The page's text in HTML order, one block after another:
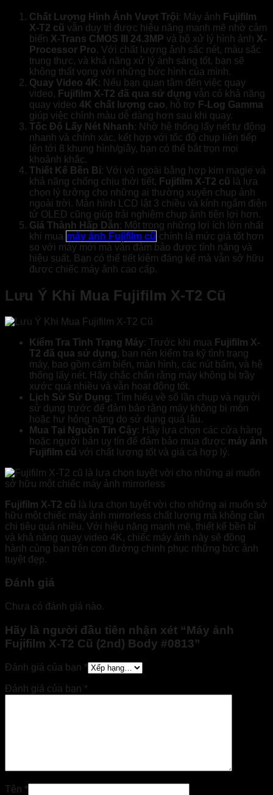
Chất Lượng Hình Ảnh Vượt Trội: Máy ảnh Fujifilm
X-T2 cũ vẫn duy trì được hiệu năng mạnh mẽ nhờ cảm
biến X-Trans CMOS III 24.3MP và bộ xử lý hình ảnh X-
Processor Pro. Với chất lượng ảnh sắc nét, màu sắc
trung thực, và khả năng xử lý ánh sáng tốt, bạn sẽ
không thất vọng với những bức hình của mình.
Quay Video 4K : Nếu bạn quan tâm đến việc quay
video, Fujifilm X-T2 đã qua sử dụng vẫn có khả năng
quay video 4K chất lượng cao, hỗ trợ F-Log Gamma
giúp việc chỉnh màu dễ dàng hơn sau khi quay.
Tốc Độ Lấy Nét Nhanh: Nhờ hệ thống lấy nét tự động
nhanh và chính xác, kết hợp với tốc độ chụp liên tiếp
lên tới 8 khung hình/giây, bạn có thể bắt trọn mọi
khoảnh khắc.
Thiết Kế Bền Bỉ: Với vỏ ngoài bằng hợp kim magie và
khả năng chống chịu thời tiết, Fujifilm X-T2 cũ
là lựa
chọn lý tưởng cho những ai thường xuyên chụp ảnh
ngoài trời. Màn hình LCD lật 3 chiều và kính ngắm điện
tử OLED cũng giúp trải nghiệm chụp ảnh tiện lợi hơn.
Giá Thành Hấp Dẫn: Một trong những lợi ích lớn nhất
khi mua máy ảnh Fujifilm cũ chính là mức giá tốt hơn
so với máy mới mà vẫn đảm bảo được tính năng và
hiệu suất. Bạn có thể tiết kiệm đáng kể mà vẫn sở hữu
được chiếc máy ảnh cao cấp.
Lưu Ý Khi Mua Fujifilm X-T2 Cũ
Kiểm Tra Tình Trạng Máy: Trước khi mua Fujifilm X-
T2 đã qua sử dụng , bạn nên kiểm tra kỹ tình trạng
máy, bao gồm cảm biến, màn hình, các nút bấm, và hệ
thống lấy nét. Hãy chắc chắn rằng máy không bị trầy
xước quá nhiều và vẫn hoạt động tốt.
Lịch Sử Sử Dụng : Tìm hiểu về số lần chụp và người
sử dụng trước để đảm bảo rằng máy không bị mòn
hoặc hư hỏng nặng do sử dụng quá lâu.
Mua Tại Nguồn Tin Cậy: Hãy lựa chọn các cửa hàng
hoặc người bán uy tín để đảm bảo mua được máy ảnh
Fujifilm cũ với chất lượng tốt và giá cả hợp lý.
Fujifilm X-T2 cũ
là lựa chọn tuyệt vời cho những ai muốn sở
hữu một chiếc máy ảnh mirrorless chất lượng mà không cần
chi tiêu quá nhiều. Với hiệu năng mạnh mẽ, thiết kế bền bỉ
và khả năng quay video 4K, chiếc máy ảnh này sẽ đồng
hành cùng bạn trên con đường chinh phục những bức ảnh
tuyệt đẹp.
Đánh giá
Chưa có đánh giá nào.
Hãy là người đầu tiên nhận xét “Máy ảnh
Fujifilm X-T2 Cũ (2nd) Body #0813”
Đánh giá của bạn *
Đánh giá của bạn *
Tên *